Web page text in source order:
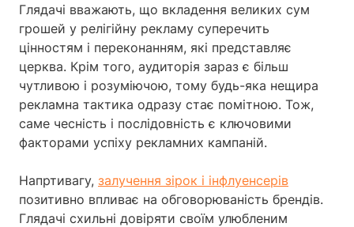
Глядачі вважають, що вкладення великих сум
грошей у релігійну рекламу суперечить
цінностям і переконанням, які представляє
церква. Крім того, аудиторія зараз є більш
чутливою і розуміючою, тому будь-яка нещира
рекламна тактика одразу стає помітною. Тож,
саме чесність і послідовність є ключовими
факторами успіху рекламних кампаній.
Напртивагу, залучення зірок і інфлуенсерів
позитивно впливає на обговорюваність брендів.
Глядачі схильні довіряти своїм улюбленим